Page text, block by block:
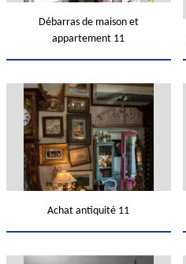
Débarras de maison et
appartement 11
Achat antiquité 11